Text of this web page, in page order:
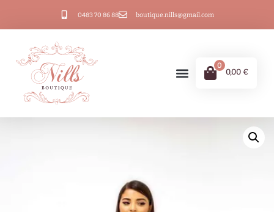
0483 70 86 88 boutique.nills@gmail.com
0
0,00 €